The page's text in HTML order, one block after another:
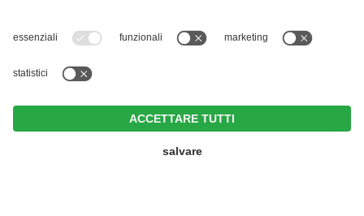
Hotel Weißes Rössl
Nonostante il lavoro accurato e il costante aggiornamento dei contenuti, si
all'organizzatore.
Part. IVA IT02365710215